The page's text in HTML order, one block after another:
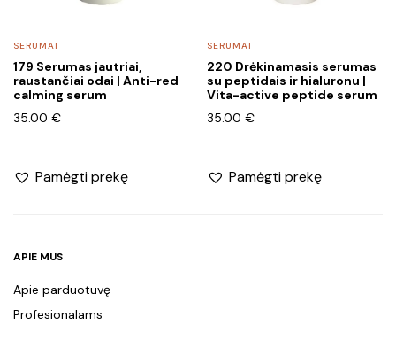
SERUMAI
179 Serumas jautriai,
raustančiai odai | Anti-red
calming serum
35.00 €
Pamėgti prekę
SERUMAI
220 Drėkinamasis serumas
su peptidais ir hialuronu |
Vita-active peptide serum
35.00 €
Pamėgti prekę
APIE MUS
Apie parduotuvę
Profesionalams